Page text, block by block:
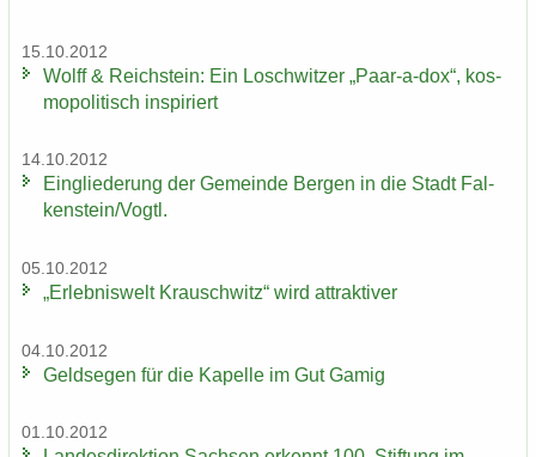
15.10.2012
Wolff & Reichs­tein: Ein Losch­wit­zer „Paar-​a-dox“, kos­
mo­po­li­tisch in­spi­riert
14.10.2012
Ein­glie­de­rung der Ge­mein­de Ber­gen in die Stadt Fal­
ken­stein/Vogtl.
05.10.2012
„Er­leb­nis­welt Krausch­witz“ wird at­trak­ti­ver
04.10.2012
Geld­se­gen für die Ka­pel­le im Gut Gamig
01.10.2012